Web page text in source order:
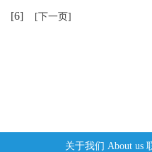
[6] [下一页]
关于我们 About us